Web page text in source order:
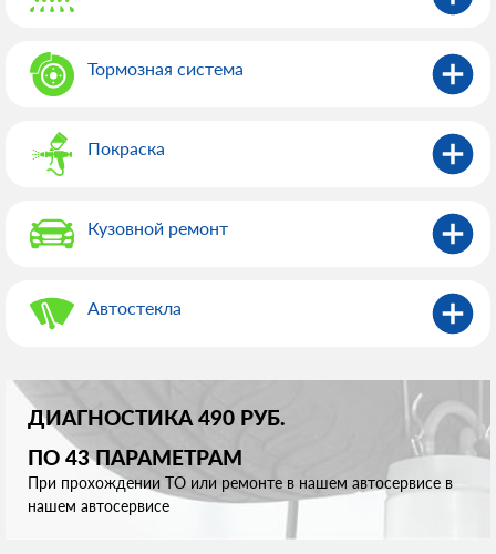
Тормозная система
Покраска
Кузовной ремонт
Автостекла
ДИАГНОСТИКА 490 РУБ.
ПО 43 ПАРАМЕТРАМ
При прохождении ТО или ремонте в нашем автосервисе в
нашем автосервисе